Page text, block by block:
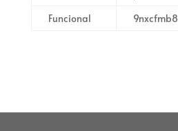
Funcional
9nxcfmb8